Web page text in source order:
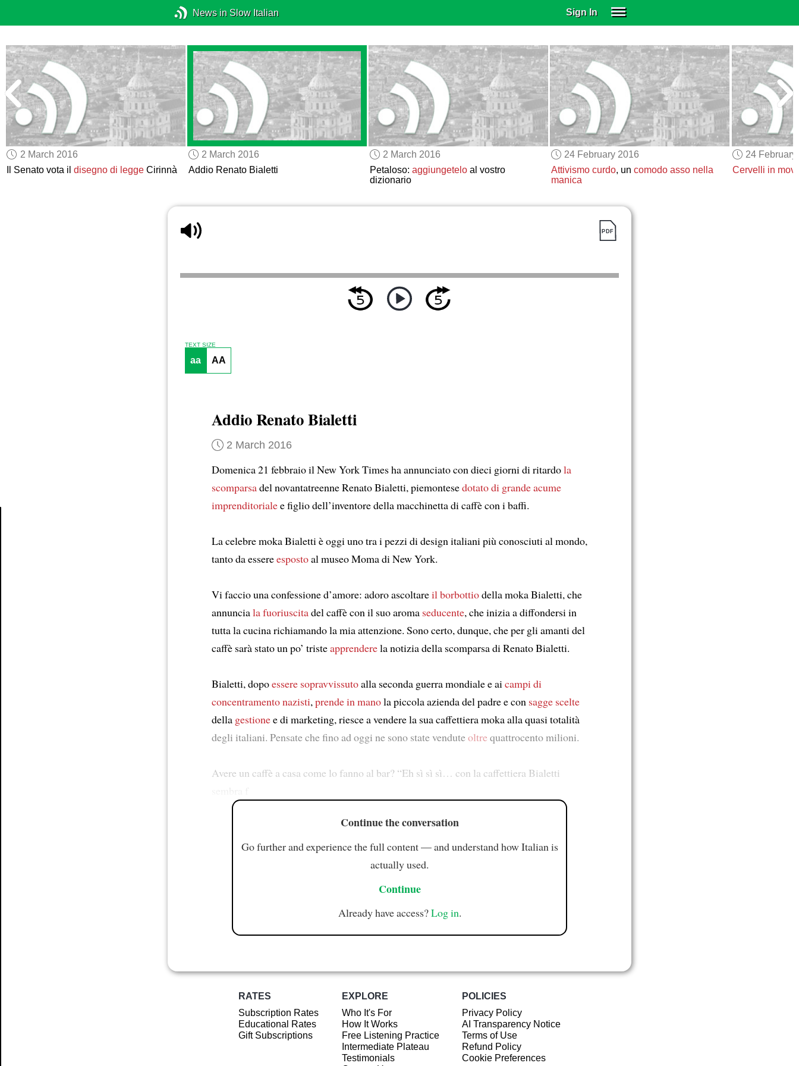
News in Slow Italian Sign In
SUBSCRIBE
EDUCATIONAL LICENSES
GIFT CARDS
OTHER LANGUAGES
ABOUT US
ALEXA
ADJUST COLORS
2 March 2016
Il Senato vota ildisegno di legge Cirinnà
2 March 2016
Addio Renato Bialetti
2 March 2016
Petaloso: aggiungeteloal vostro
dizionario
24 February 2016
Attivismo curdo, un comodo asso nella
manica
24
Cervelli in
TEXT SIZE
aa AA
Addio Renato Bialetti
2 March 2016
Domenica 21 febbraio il New York Times ha annunciato con dieci giorni di ritardola
scomparsadel novantatreenne Renato Bialetti, piemontesedotato di grande acume
imprenditorialee figlio dell’inventore della macchinetta di caffè con i baffi.
La celebre moka Bialetti è oggi uno tra i pezzi di design italiani più conosciuti al mondo,
tanto da essereespostoal museo Moma di New York.
Vi faccio una confessione d’amore: adoro ascoltareil borbottiodella moka Bialetti, che
annunciala fuoriuscitadel caffè con il suo aroma seducente, che inizia a diffondersi in
tutta la cucina richiamando la mia attenzione. Sono certo, dunque, che per gli amanti del
caffè sarà stato un po’ tristeapprenderela notizia della scomparsa di Renato Bialetti.
Bialetti, dopoessere sopravvissutoalla seconda guerra mondiale e ai campi di
concentramento nazisti, prende in manola piccola azienda del padre e con sagge scelte
della gestionee di marketing, riesce a vendere la sua caffettiera moka alla quasi totalità
degli italiani. Pensate che fino ad oggi ne sono state venduteoltrequattrocento milioni.
Avere un caffè a casa come lo fanno al bar? “Eh sì sì sì… con la caffettiera Bialetti
Continue the conversation
Go further and experience the full content — and understand how Italian is
actually used.
Continue
Already have access?Log in.
RATES
Subscription Rates
Educational Rates
Gift Subscriptions
EXPLORE
Who It's For
How It Works
Free Listening Practice
Intermediate Plateau
Testimonials
POLICIES
Privacy Policy
AI Transparency Notice
Terms of Use
Refund Policy
Cookie Preferences